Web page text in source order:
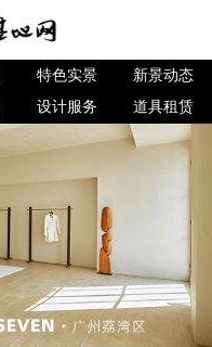
特色实景
新景动态
设计服务 道具租赁